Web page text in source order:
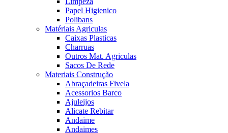
Papel Higienico
Polibans
Matériais Agriculas
Caixas Plasticas
Charruas
Outros Mat. Agriculas
Sacos De Rede
Materiais Construção
Abraçadeiras Fivela
Acessorios Barco
Ajuleijos
Alicate Rebitar
Andaime
Andaimes